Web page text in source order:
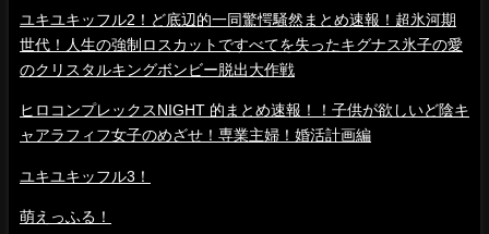
ユキユキッフル2！ど底辺的一同驚愕騒然まとめ速報！超氷河期
世代！人生の強制ロスカットですべてを失ったキグナス氷子の愛
のクリスタルキングボンビー脱出大作戦
ヒロコンプレックスNIGHT 的まとめ速報！！子供が欲しいど陰キ
ャアラフィフ女子のめざせ！専業主婦！婚活計画編
ユキユキッフル3！
萌えっふる！